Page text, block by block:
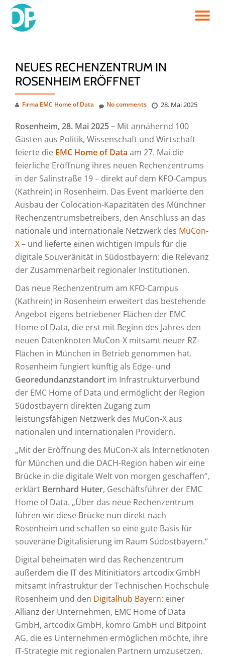
Skip
NEUES RECHENZENTRUM IN
ROSENHEIM ERÖFFNET
Firma EMC Home of Data 28. Mai 2025
No comments
Rosenheim, 28. Mai 2025 – Mit annähernd 100
Gästen aus Politik, Wissenschaft und Wirtschaft
feierte die EMC Home of Data am 27. Mai die
feierliche Eröffnung ihres neuen Rechenzentrums
in der Salinstraße 19 – direkt auf dem KFO-Campus
(Kathrein) in Rosenheim. Das Event markierte den
Ausbau der Colocation-Kapazitäten des Münchner
Rechenzentrumsbetreibers, den Anschluss an das
nationale und internationale Netzwerk des MuCon-
X– und lieferte einen wichtigen Impuls für die
digitale Souveränität in Südostbayern: die Relevanz
der Zusammenarbeit regionaler Institutionen.
Das neue Rechenzentrum am KFO-Campus
(Kathrein) in Rosenheim erweitert das bestehende
Angebot eigens betriebener Flächen der EMC
Home of Data, die erst mit Beginn des Jahres den
neuen Datenknoten MuCon-X mitsamt neuer RZ-
Flächen in München in Betrieb genommen hat.
Rosenheim fungiert künftig als Edge- und
Georedundanzstandort im Infrastrukturverbund
der EMC Home of Data und ermöglicht der Region
Südostbayern direkten Zugang zum
leistungsfähigen Netzwerk des MuCon-X aus
nationalen und internationalen Providern.
„Mit der Eröffnung des MuCon-X als Internetknoten
für München und die DACH-Region haben wir eine
Brücke in die digitale Welt von morgen geschaffen“,
erklärt Bernhard Huter, Geschäftsführer der EMC
Home of Data. „Über das neue Rechenzentrum
führen wir diese Brücke nun direkt nach
Rosenheim und schaffen so eine gute Basis für
souveräne Digitalisierung im Raum Südostbayern.“
Digital beheimaten wird das Rechenzentrum
außerdem die IT des Mitinitiators artcodix GmbH
mitsamt Infrastruktur der Technischen Hochschule
Rosenheim und den Digitalhub Bayern: einer
Allianz der Unternehmen, EMC Home of Data
GmbH, artcodix GmbH, komro GmbH und Bitpoint
AG, die es Unternehmen ermöglichen möchte, ihre
IT-Strategie mit regionalen Partnern umzusetzen.